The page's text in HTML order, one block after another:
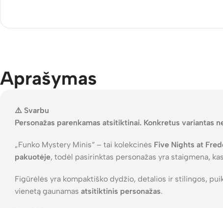
Aprašymas
⚠️ Svarbu
Personažas parenkamas atsitiktinai. Konkretus variantas
„Funko Mystery Minis“ – tai kolekcinės Five Nights at
pakuotėje, todėl pasirinktas personažas yra staigmena,
Figūrėlės yra kompaktiško dydžio, detalios ir stilingos,
vienetą gaunamas atsitiktinis personažas.